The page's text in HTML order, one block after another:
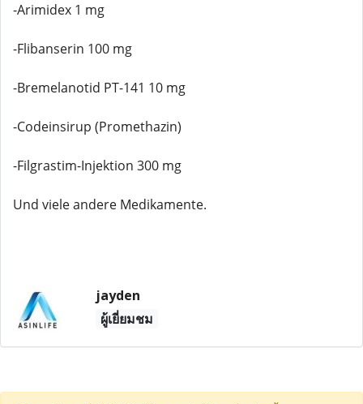
-Arimidex 1 mg
-Flibanserin 100 mg
-Bremelanotid PT-141 10 mg
-Codeinsirup (Promethazin)
-Filgrastim-Injektion 300 mg
Und viele andere Medikamente.
jayden
ผู้เยี่ยมชม